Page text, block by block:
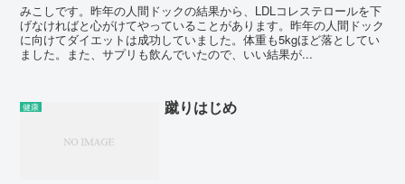
みこしです。昨年の人間ドックの結果から、LDLコレステロールを下
げなければと心がけてやっていることがあります。昨年の人間ドック
に向けてダイエットは成功していました。体重も5kgほど落としてい
ました。また、サプリも飲んでいたので、いい結果が...
健康 蹴りはじめ